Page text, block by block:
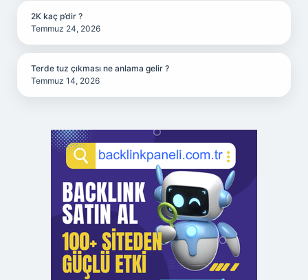
2K kaç p’dir ?
Temmuz 24, 2026
Terde tuz çıkması ne anlama gelir ?
Temmuz 14, 2026